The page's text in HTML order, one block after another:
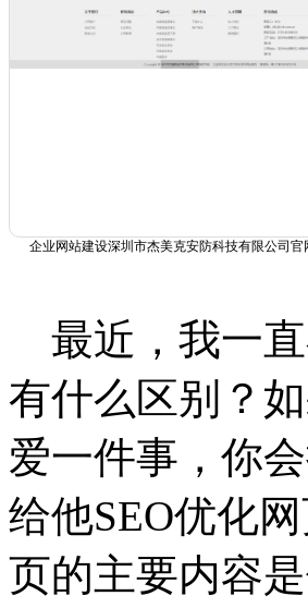
企业网站建设深圳市杰美克安防科技有限公司官
最近，我一直
有什么区别？
爱一件事，你
给他SEO优化
页的主要内容